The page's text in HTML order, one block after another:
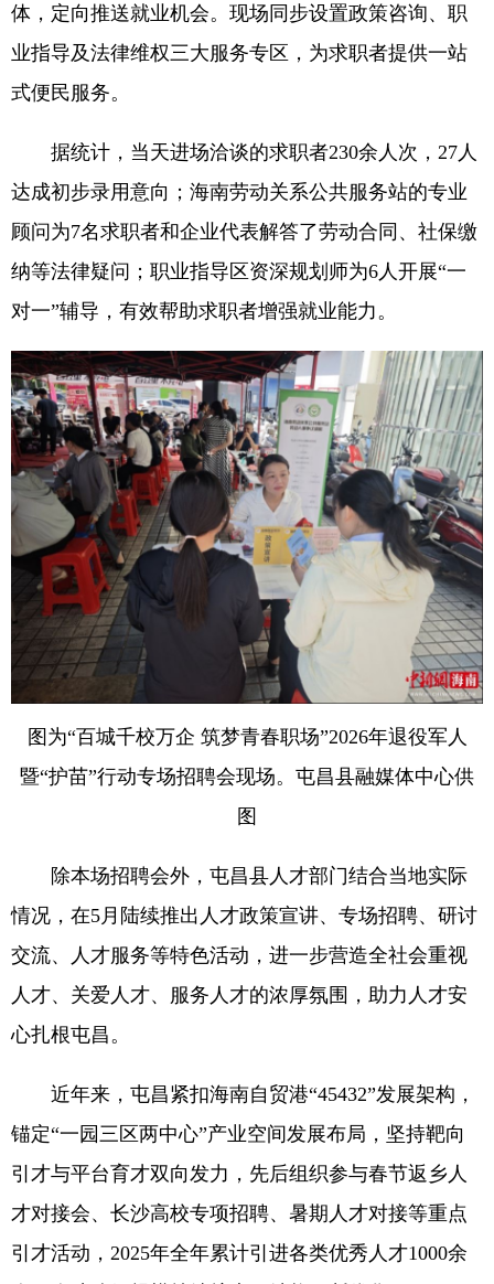
体，定向推送就业机会。现场同步设置政策咨询、职
业指导及法律维权三大服务专区，为求职者提供一站
式便民服务。
据统计，当天进场洽谈的求职者230余人次，27人
达成初步录用意向；海南劳动关系公共服务站的专业
顾问为7名求职者和企业代表解答了劳动合同、社保缴
纳等法律疑问；职业指导区资深规划师为6人开展“一
对一”辅导，有效帮助求职者增强就业能力。
图为“百城千校万企 筑梦青春职场”2026年退役军人
暨“护苗”行动专场招聘会现场。屯昌县融媒体中心供
图
除本场招聘会外，屯昌县人才部门结合当地实际
情况，在5月陆续推出人才政策宣讲、专场招聘、研讨
交流、人才服务等特色活动，进一步营造全社会重视
人才、关爱人才、服务人才的浓厚氛围，助力人才安
心扎根屯昌。
近年来，屯昌紧扣海南自贸港“45432”发展架构，
锚定“一园三区两中心”产业空间发展布局，坚持靶向
引才与平台育才双向发力，先后组织参与春节返乡人
才对接会、长沙高校专项招聘、暑期人才对接等重点
引才活动，2025年全年累计引进各类优秀人才1000余